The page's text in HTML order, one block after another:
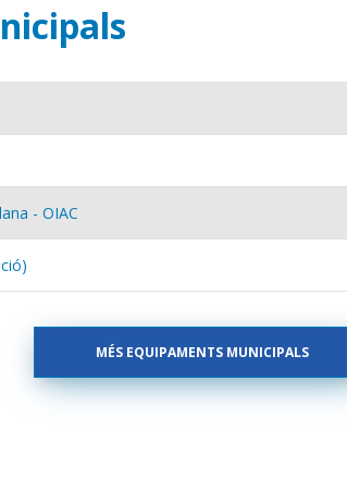
- OIAC
MÉS EQUIPAMENTS MUNICIPALS